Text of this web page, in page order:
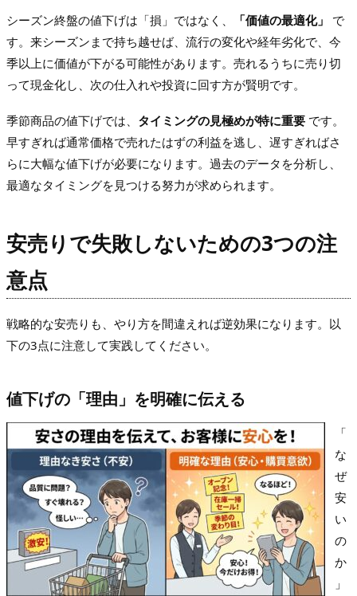
シーズン終盤の値下げは「損」ではなく、 「価値の最適化」
で
す。来シーズンまで持ち越せば、流行の変化や経年劣化で、今
季以上に価値が下がる可能性があります。売れるうちに売り切
って現金化し、次の仕入れや投資に回す方が賢明です。
季節商品の値下げでは、 タイミングの見極めが特に重要 です。
早すぎれば通常価格で売れたはずの利益を逃し、遅すぎればさ
らに大幅な値下げが必要になります。過去のデータを分析し、
最適なタイミングを見つける努力が求められます。
安売りで失敗しないための3つの注
意点
戦略的な安売りも、やり方を間違えれば逆効果になります。以
下の3点に注意して実践してください。
値下げの「理由」を明確に伝える
「
な
ぜ
安
い
の
か
」